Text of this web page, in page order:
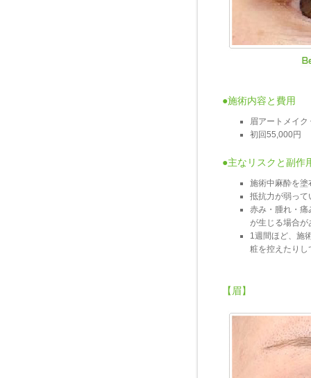
●施術内容と費用
眉アートメイク
初回55,000円
●主なリスクと副作
施術中麻酔を塗
抵抗力が弱って
赤み・腫れ・痛
が生じる場合が
1週間ほど、施
粧を控えたりし
【眉】